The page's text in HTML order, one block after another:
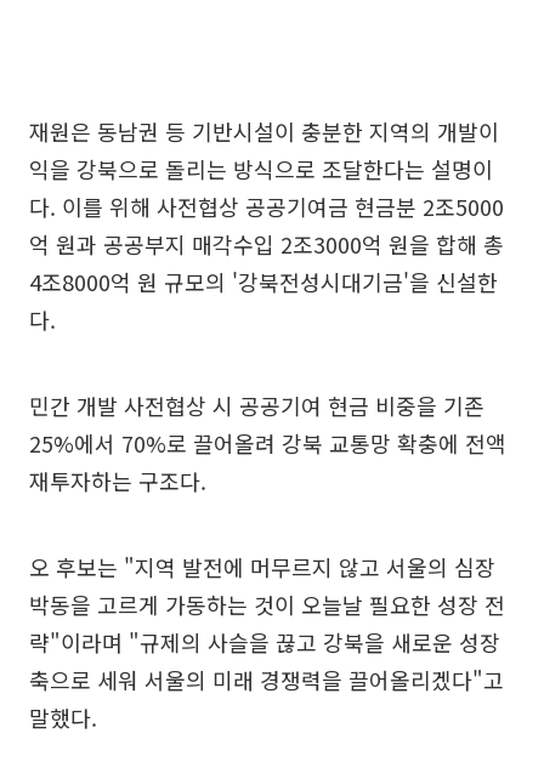
재원은 동남권 등 기반시설이 충분한 지역의 개발이
익을 강북으로 돌리는 방식으로 조달한다는 설명이
다. 이를 위해 사전협상 공공기여금 현금분 2조5000
억 원과 공공부지 매각수입 2조3000억 원을 합해 총
4조8000억 원 규모의 '강북전성시대기금'을 신설한
다.
민간 개발 사전협상 시 공공기여 현금 비중을 기존
25%에서 70%로 끌어올려 강북 교통망 확충에 전액
재투자하는 구조다.
오 후보는 "지역 발전에 머무르지 않고 서울의 심장
박동을 고르게 가동하는 것이 오늘날 필요한 성장 전
략"이라며 "규제의 사슬을 끊고 강북을 새로운 성장
축으로 세워 서울의 미래 경쟁력을 끌어올리겠다"고
말했다.